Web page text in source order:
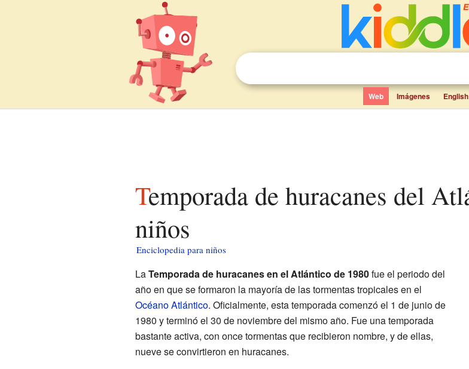
Web Imágenes English
Temporada de huracanes del Atlántico de 1980 para
niños
Enciclopedia para niños
LaTemporada de huracanes en el Atlántico de 1980fue el periodo del
año en que se formaron la mayoría de las tormentas tropicales en el
Océano Atlántico. Oficialmente, esta temporada comenzó el 1 de junio de
1980 y terminó el 30 de noviembre del mismo año. Fue una temporada
bastante activa, con once tormentas que recibieron nombre, y de ellas,
nueve se convirtieron en huracanes.